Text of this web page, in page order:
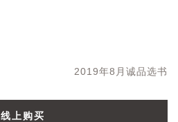
2019年8月诚品选书
线上购买